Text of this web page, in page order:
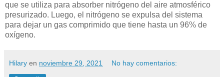
que se utiliza para absorber nitrógeno del aire atmosférico
presurizado. Luego, el nitrógeno se expulsa del sistema
para dejar un gas comprimido que tiene hasta un 96% de
oxígeno.
Hilary en noviembre 29, 2021 No hay comentarios: